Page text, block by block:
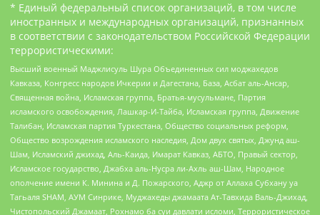
* Единый федеральный список организаций, в том числе
иностранных и международных организаций, признанных
в соответствии с законодательством Российской Федерации
террористическими:
Высший военный Маджлисуль Шура Объединенных сил моджахедов
Кавказа, Конгресс народов Ичкерии и Дагестана, База, Асбат аль-Ансар,
Священная война, Исламская группа, Братья-мусульмане, Партия
исламского освобождения, Лашкар-И-Тайба, Исламская группа, Движение
Талибан, Исламская партия Туркестана, Общество социальных реформ,
Общество возрождения исламского наследия, Дом двух святых, Джунд аш-
Шам, Исламский джихад, Аль-Каида, Имарат Кавказ, АБТО, Правый сектор,
Исламское государство, Джабха аль-Нусра ли-Ахль аш-Шам, Народное
ополчение имени К. Минина и Д. Пожарского, Аджр от Аллаха Субхану уа
Тагьаля SHAM, АУМ Синрике, Муджахеды джамаата Ат-Тавхида Валь-Джихад,
Чистопольский Джамаат, Рохнамо ба суи давлати исломи, Террористическое